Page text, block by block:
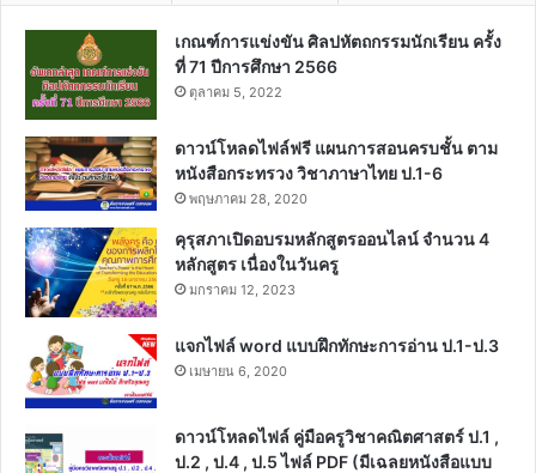
เกณฑ์การแข่งขัน ศิลปหัตถกรรมนักเรียน ครั้ง
ที่ 71 ปีการศึกษา 2566
ตุลาคม 5, 2022
ดาวน์โหลดไฟล์ฟรี แผนการสอนครบชั้น ตาม
หนังสือกระทรวง วิชาภาษาไทย ป.1-6
พฤษภาคม 28, 2020
คุรุสภาเปิดอบรมหลักสูตรออนไลน์ จำนวน 4
หลักสูตร เนื่องในวันครู
มกราคม 12, 2023
แจกไฟล์ word แบบฝึกทักษะการอ่าน ป.1-ป.3
เมษายน 6, 2020
ดาวน์โหลดไฟล์ คู่มือครูวิชาคณิตศาสตร์ ป.1 ,
ป.2 , ป.4 , ป.5 ไฟล์ PDF (มีเฉลยหนังสือแบบ